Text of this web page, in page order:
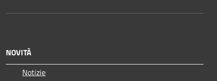
NOVITÀ
Notizie